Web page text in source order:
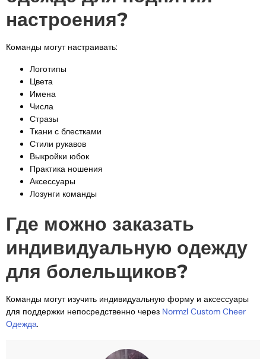
настроения?
Команды могут настраивать:
Логотипы
Цвета
Имена
Числа
Стразы
Ткани с блестками
Стили рукавов
Выкройки юбок
Практика ношения
Аксессуары
Лозунги команды
Где можно заказать
индивидуальную одежду
для болельщиков?
Команды могут изучить индивидуальную форму и аксессуары
для поддержки непосредственно через Normzl Custom Cheer
Одежда.